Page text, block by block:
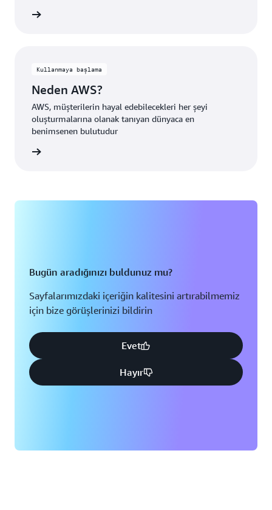
Kullanmaya başlama
Neden AWS?
AWS, müşterilerin hayal edebilecekleri her şeyi
oluşturmalarına olanak tanıyan dünyaca en
benimsenen bulutudur
Bugün aradığınızı buldunuz mu?
Sayfalarımızdaki içeriğin kalitesini artırabilmemiz
için bize görüşlerinizi bildirin
Evet
Hayır